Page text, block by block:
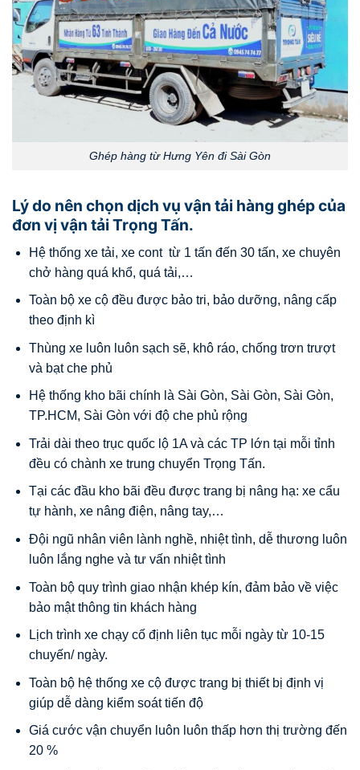
Ghép hàng từ Hưng Yên đi Sài Gòn
Lý do nên chọn dịch vụ vận tải hàng ghép của
đơn vị vận tải Trọng Tấn.
Hệ thống xe tải, xe cont từ 1 tấn đến 30 tấn, xe chuyên
chở hàng quá khổ, quá tải,…
Toàn bộ xe cộ đều được bảo tri, bảo dưỡng, nâng cấp
theo định kì
Thùng xe luôn luôn sạch sẽ, khô ráo, chống trơn trượt
và bạt che phủ
Hệ thống kho bãi chính là Sài Gòn, Sài Gòn, Sài Gòn,
TP.HCM, Sài Gòn với độ che phủ rộng
Trải dài theo trục quốc lộ 1A và các TP lớn tại mỗi tỉnh
đều có chành xe trung chuyển Trọng Tấn.
Tại các đầu kho bãi đều được trang bị nâng hạ: xe cẩu
tự hành, xe nâng điện, nâng tay,…
Đội ngũ nhân viên lành nghề, nhiệt tình, dễ thương luôn
luôn lắng nghe và tư vấn nhiệt tình
Toàn bộ quy trình giao nhận khép kín, đảm bảo về việc
bảo mật thông tin khách hàng
Lịch trình xe chạy cố định liên tục mỗi ngày từ 10-15
chuyến/ ngày.
Toàn bộ hệ thống xe cộ được trang bị thiết bị định vị
giúp dễ dàng kiểm soát tiến độ
Giá cước vận chuyển luôn luôn thấp hơn thị trường đến
20 %